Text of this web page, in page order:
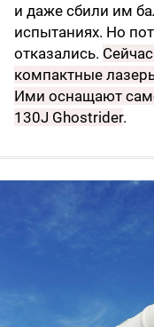
и даже сбили им
испытаниях. Но
отказались.
компактные
Ими оснащают
130J Ghostrider.